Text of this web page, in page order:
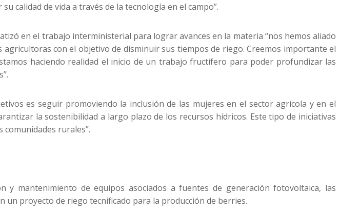
calidad de vida a través de la tecnología en el campo”.
en el trabajo interministerial para lograr avances en la materia “nos hemos aliado
con el objetivo de disminuir sus tiempos de riego. Creemos importante el
haciendo realidad el inicio de un trabajo fructífero para poder profundizar las
es seguir promoviendo la inclusión de las mujeres en el sector agrícola y en el
la sostenibilidad a largo plazo de los recursos hídricos. Este tipo de iniciativas
rurales”.
mantenimiento de equipos asociados a fuentes de generación fotovoltaica, las
proyecto de riego tecnificado para la producción de berries.